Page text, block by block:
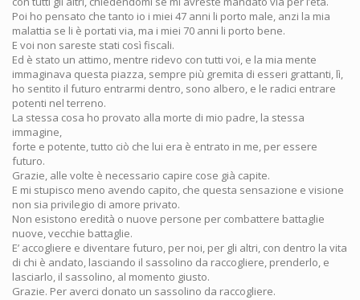
Poi ho pensato che tanto io i miei 47 anni li porto male, anzi la mia
malattia se li è portati via, ma i miei 70 anni li porto bene.
E voi non sareste stati così fiscali.
Ed è stato un attimo, mentre ridevo con tutti voi, e la mia mente
immaginava questa piazza, sempre più gremita di esseri grattanti, lì,
ho sentito il futuro entrarmi dentro, sono albero, e le radici entrare
potenti nel terreno.
La stessa cosa ho provato alla morte di mio padre, la stessa
immagine,
forte e potente, tutto ciò che lui era è entrato in me, per essere
futuro.
Grazie, alle volte è necessario capire cose già capite.
E mi stupisco meno avendo capito, che questa sensazione e visione
non sia privilegio di amore privato.
Non esistono eredità o nuove persone per combattere battaglie
nuove, vecchie battaglie.
E’ accogliere e diventare futuro, per noi, per gli altri, con dentro la vita
di chi è andato, lasciando il sassolino da raccogliere, prenderlo, e
lasciarlo, il sassolino, al momento giusto.
Grazie. Per averci donato un sassolino da raccogliere.